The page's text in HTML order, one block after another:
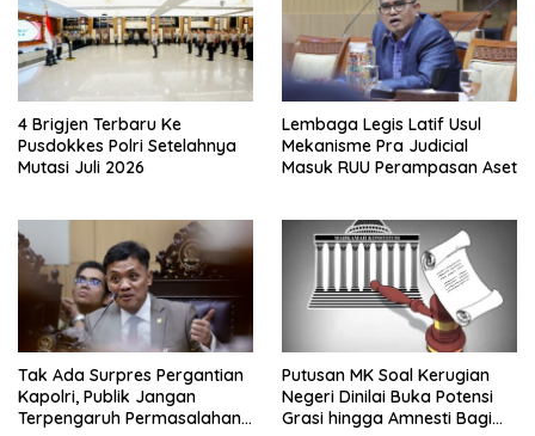
4 Brigjen Terbaru Ke
Pusdokkes Polri Setelahnya
Mutasi Juli 2026
Lembaga Legis Latif Usul
Mekanisme Pra Judicial
Masuk RUU Perampasan Aset
Tak Ada Surpres Pergantian
Kapolri, Publik Jangan
Terpengaruh Permasalahan
Putusan MK Soal Kerugian
Negeri Dinilai Buka Potensi
Grasi hingga Amnesti Bagi